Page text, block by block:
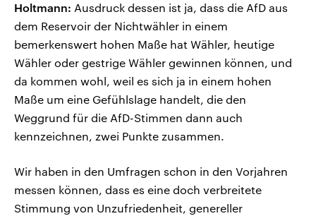
Holtmann: Ausdruck dessen ist ja, dass die AfD aus
dem Reservoir der Nichtwähler in einem
bemerkenswert hohen Maße hat Wähler, heutige
Wähler oder gestrige Wähler gewinnen können, und
da kommen wohl, weil es sich ja in einem hohen
Maße um eine Gefühlslage handelt, die den
Weggrund für die AfD-Stimmen dann auch
kennzeichnen, zwei Punkte zusammen.
Wir haben in den Umfragen schon in den Vorjahren
messen können, dass es eine doch verbreitete
Stimmung von Unzufriedenheit, genereller